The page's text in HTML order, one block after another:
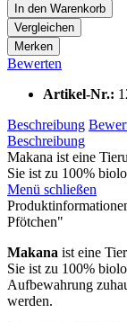
In den Warenkorb
Vergleichen
Merken
Bewerten
Artikel-Nr.:
Beschreibung
Beschreibung
Makana ist eine
Sie ist zu 100%
Menü schließen
Pfötchen"
Makana ist eine
Sie ist zu 100%
Aufbewahrung
werden.